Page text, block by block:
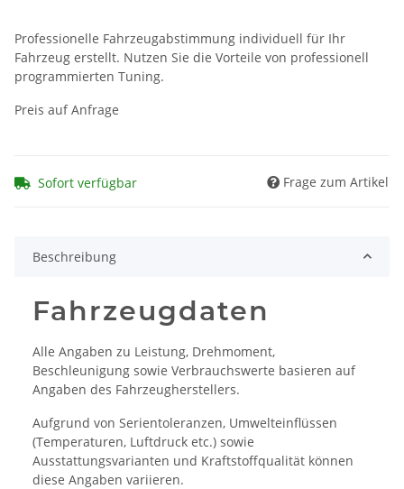
Professionelle Fahrzeugabstimmung individuell für Ihr
Fahrzeug erstellt. Nutzen Sie die Vorteile von professionell
programmierten Tuning.
Preis auf Anfrage
Sofort verfügbar Frage zum Artikel
Beschreibung
Fahrzeugdaten
Alle Angaben zu Leistung, Drehmoment,
Beschleunigung sowie Verbrauchswerte basieren auf
Angaben des Fahrzeugherstellers.
Aufgrund von Serientoleranzen, Umwelteinflüssen
(Temperaturen, Luftdruck etc.) sowie
Ausstattungsvarianten und Kraftstoffqualität können
diese Angaben variieren.